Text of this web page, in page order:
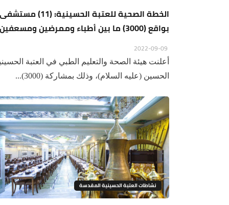
بواقع (3000) ما بين أطباء وممرضين ومسعفين
أعلنت هيئة الصحة والتعليم الطبي في العتبة
الحسين (عليه السلام)، وذلك بمشاركة (3000)...
نشاطات العتبة الحسينية المقدسة